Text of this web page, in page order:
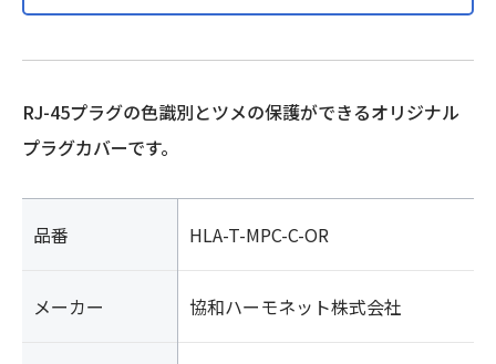
RJ-45プラグの色識別とツメの保護ができるオリジナル
プラグカバーです。
品番 HLA-T-MPC-C-OR
メーカー 協和ハーモネット株式会社